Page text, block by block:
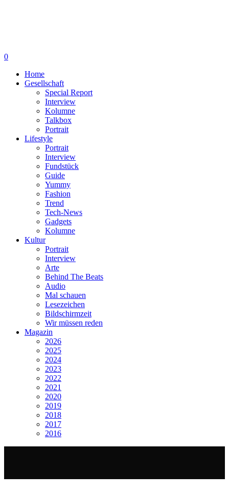
0
Home
Gesellschaft
Special Report
Interview
Kolumne
Talkbox
Portrait
Lifestyle
Portrait
Interview
Fundstück
Guide
Yummy
Fashion
Trend
Tech-News
Gadgets
Kolumne
Kultur
Portrait
Interview
Arte
Behind The Beats
Audio
Mal schauen
Lesezeichen
Bildschirmzeit
Wir müssen reden
Magazin
2026
2025
2024
2023
2022
2021
2020
2019
2018
2017
2016